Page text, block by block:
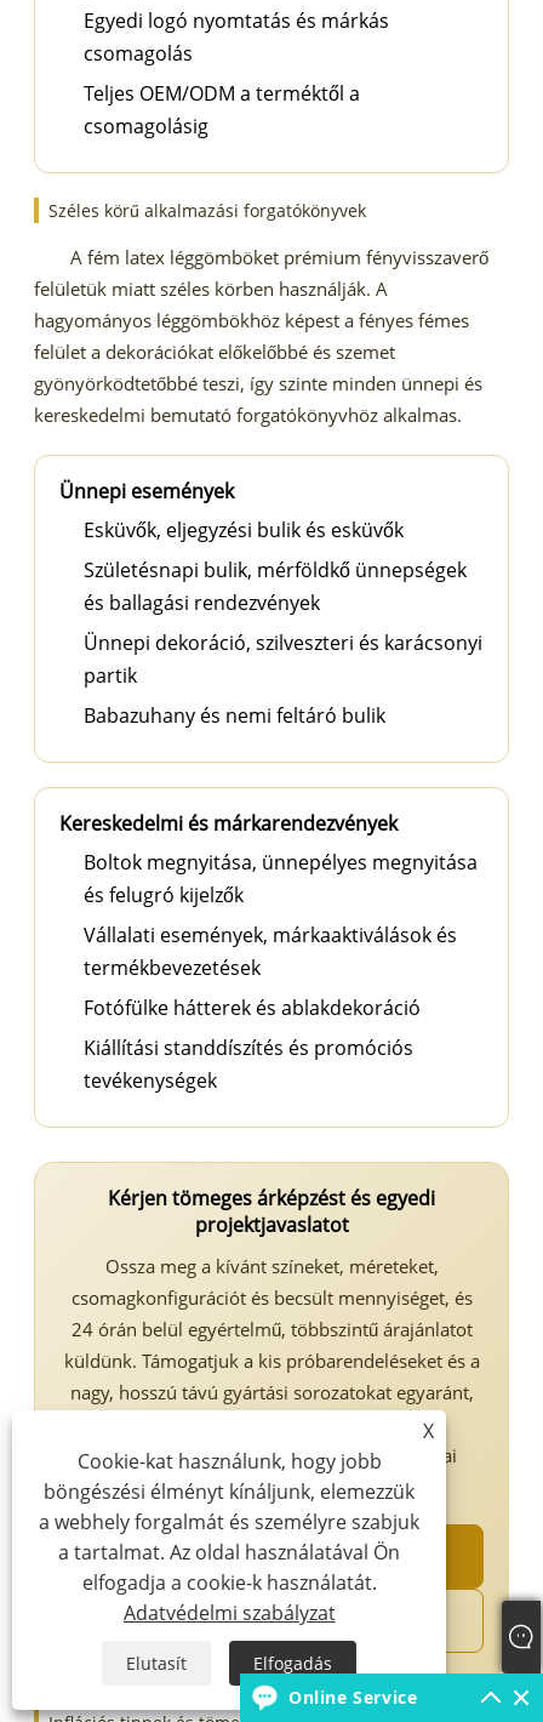
Egyedi logó nyomtatás és márkás
csomagolás
Teljes OEM/ODM a terméktől a
csomagolásig
Széles körű alkalmazási forgatókönyvek
A fém latex léggömböket prémium fényvisszaverő
felületük miatt széles körben használják. A
hagyományos léggömbökhöz képest a fényes fémes
felület a dekorációkat előkelőbbé és szemet
gyönyörködtetőbbé teszi, így szinte minden ünnepi és
kereskedelmi bemutató forgatókönyvhöz alkalmas.
Ünnepi események
Esküvők, eljegyzési bulik és esküvők
Születésnapi bulik, mérföldkő ünnepségek
és ballagási rendezvények
Ünnepi dekoráció, szilveszteri és karácsonyi
partik
Babazuhany és nemi feltáró bulik
Kereskedelmi és márkarendezvények
Boltok megnyitása, ünnepélyes megnyitása
és felugró kijelzők
Vállalati események, márkaaktiválások és
termékbevezetések
Fotófülke hátterek és ablakdekoráció
Kiállítási standdíszítés és promóciós
tevékenységek
Kérjen tömeges árképzést és egyedi
projektjavaslatot
Ossza meg a kívánt színeket, méreteket,
csomagkonfigurációt és becsült mennyiséget, és
24 órán belül egyértelmű, többszintű árajánlatot
küldünk. Támogatjuk a kis próbarendeléseket és a
nagy, hosszú távú gyártási sorozatokat egyaránt,
dedikált számlatámogatással, ingyenes
mintaszolgáltatással és teljes körű logisztikai
megoldásokkal minden partner számára.
Tömeges megkeresés küldése
Chat a WhatsApp-on keresztül
X
Cookie-kat használunk, hogy jobb
böngészési élményt kínáljunk, elemezzük
a webhely forgalmát és személyre szabjuk
a tartalmat. Az oldal használatával Ön
elfogadja a cookie-k használatát.
Adatvédelmi szabályzat
Elutasít
Elfogadás
Online Service